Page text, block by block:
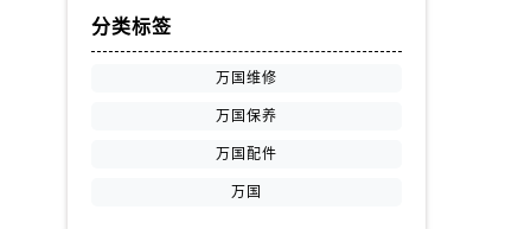
分类标签
万国维修
万国保养
万国配件
万国